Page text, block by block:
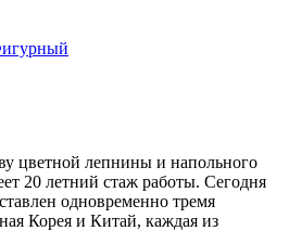
цветной лепнины и напольного
20 летний стаж работы. Сегодня
одновременно тремя
Корея и Китай, каждая из